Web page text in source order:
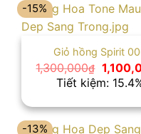
-15%
Giỏ hồng Spirit
1,300,000₫ Giá
gốc
là:
Tiết kiệm:
-13%